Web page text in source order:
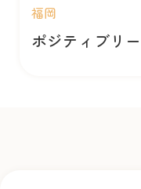
福岡
ポジティブリ